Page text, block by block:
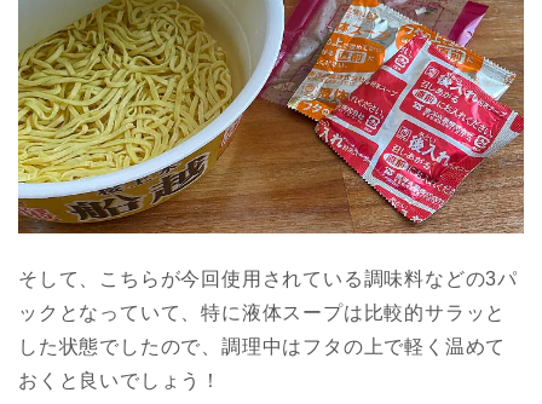
そして、こちらが今回使用されている調味料などの3パ
ックとなっていて、特に液体スープは比較的サラッと
した状態でしたので、調理中はフタの上で軽く温めて
おくと良いでしょう！